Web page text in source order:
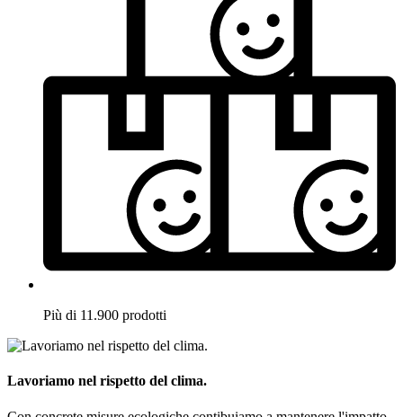
Più di 11.900 prodotti
Lavoriamo nel rispetto del clima.